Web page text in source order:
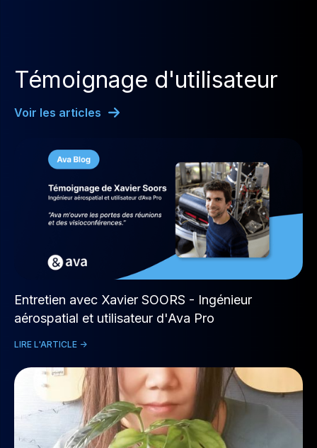
Témoignage d'utilisateur
Voir les articles
Entretien avec Xavier SOORS - Ingénieur
aérospatial et utilisateur d'Ava Pro
LIRE L'ARTICLE ->